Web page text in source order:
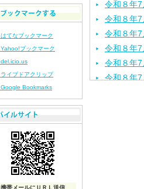
令和８年7
令和８年7
令和８年7
令和８年7
令和８年7
令和８年7
はてなブックマーク
Yahoo!ブックマーク
del.icio.us
ライブドアクリップ
Google Bookmarks
携帯メールにＵＲＬ送信